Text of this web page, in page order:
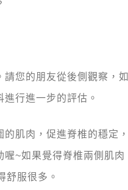
您的朋友從後側觀察，如
行進一步的評估。
肌肉，促進脊椎的穩定，
~如果覺得脊椎兩側肌肉
舒服很多。